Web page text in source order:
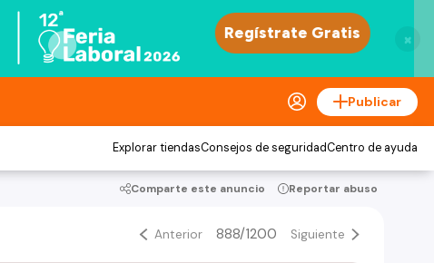
×
Publicar
Explorar tiendasConsejos de seguridadCentro de ayuda
Comparte este anuncio Reportar abuso
Anterior 888/1200 Siguiente